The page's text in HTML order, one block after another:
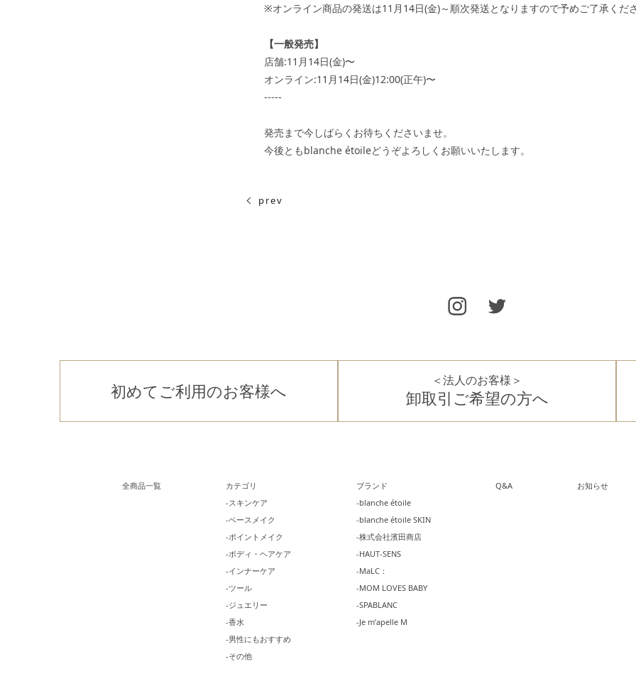
※オンライン商品の発送は11月14日(金)～順次発送となりますので予めご了承くだ
【一般発売】
店舗:11月14日(金)〜
オンライン:11月14日(金)12:00(正午)〜
-----
発売まで今しばらくお待ちくださいませ。
今後ともblanche étoileどうぞよろしくお願いいたします。
prev
初めてご利用のお客様へ ＜法人のお客様＞
卸取引ご希望の方へ
全商品一覧
カテゴリ
-スキンケア
-ベースメイク
-ポイントメイク
-ボディ・ヘアケア
-インナーケア
-ツール
-ジュエリー
-香水
-男性にもおすすめ
-その他
ブランド
-blanche étoile
-blanche étoile SKIN
-株式会社濱田商店
-HAUT-SENS
-MaLC：
-MOM LOVES BABY
-SPABLANC
-Je m’apelle M
Q&A お知らせ